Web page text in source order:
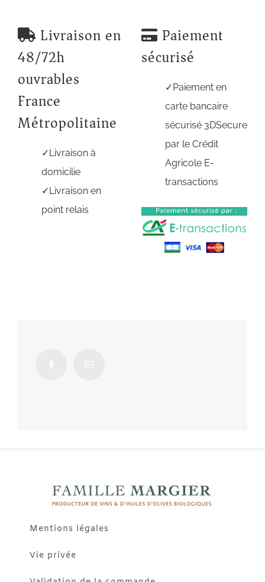
Livraison en
48/72h
ouvrables
France
Métropolitaine
Livraison à
domicilie
Livraison en
point relais
Paiement
sécurisé
Paiement en
carte bancaire
sécurisé 3DSecure
par le Crédit
Agricole E-
transactions
Mentions légales
Vie privée